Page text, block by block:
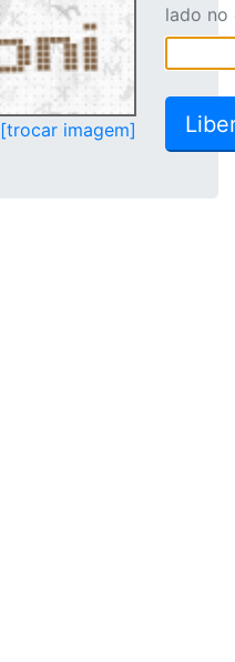
[trocar imagem]
lado no